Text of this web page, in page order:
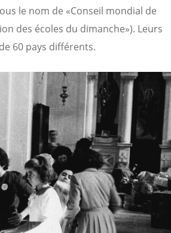
le nom de «Conseil mondial de
des écoles du dimanche»). Leurs
60 pays différents.